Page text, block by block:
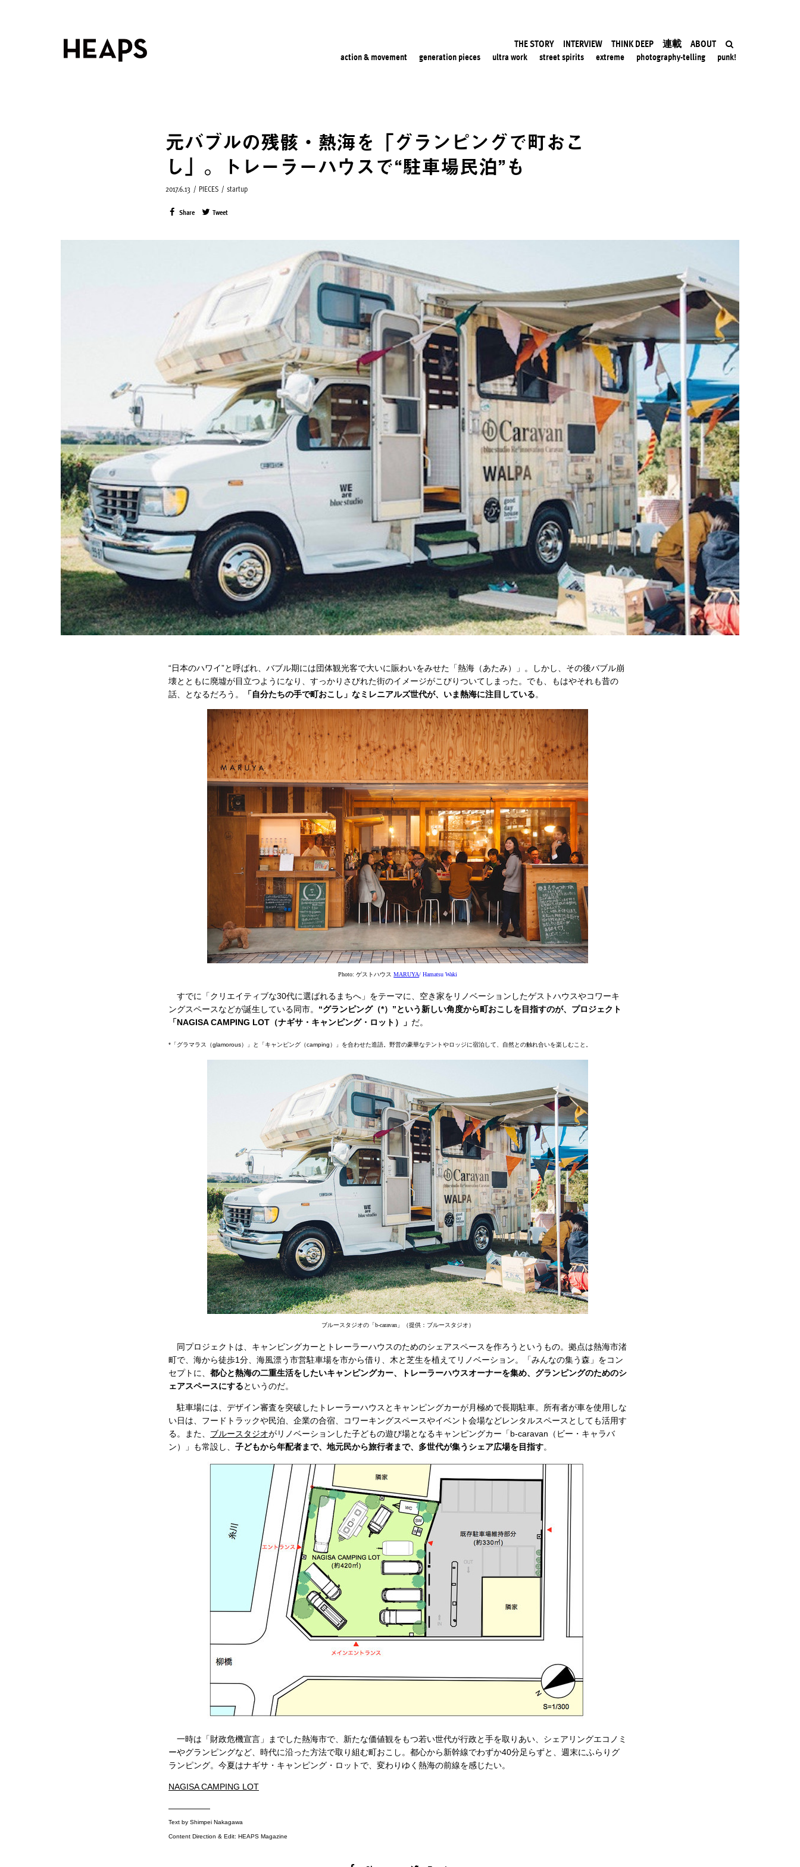
THE STORY INTERVIEW THINK DEEP 連載 ABOUT
action & movement generation pieces ultra work street spirits extreme photography-telling punk!
元バブルの残骸・熱海を「グランピングで町おこ
し」。トレーラーハウスで“駐車場民泊”も
2017.6.13 / PIECES / startup
Share Tweet
“日本のハワイ”と呼ばれ、バブル期には団体観光客で大いに賑わいをみせた「熱海（あたみ）」。しかし、その後バブル崩
壊とともに廃墟が目立つようになり、すっかりさびれた街のイメージがこびりついてしまった。でも、もはやそれも昔の
話、となるだろう。
「自分たちの手で町おこし」なミレニアルズ世代が、いま熱海に注目している。
Photo: ゲストハウスMARUYA/ Hamatsu Waki
すでに「クリエイティブな30代に選ばれるまちへ」をテーマに、空き家をリノベーションしたゲストハウスやコワーキ
ングスペースなどが誕生している同市。 “グランピング（*）”という新しい角度から町おこしを目指すのが、プロジェクト
「NAGISA CAMPING LOT（ナギサ・キャンピング・ロット）」 だ。
*「グラマラス（glamorous）」と「キャンピング（camping）」を合わせた造語。野営の豪華なテントやロッジに宿泊して、自然との触れ合いを楽しむこと。
ブルースタジオの「b-caravan」（提供：ブルースタジオ）
同プロジェクトは、キャンピングカーとトレーラーハウスのためのシェアスペースを作ろうというもの。拠点は熱海市渚
町で、海から徒歩1分、海風漂う市営駐車場を市から借り、木と芝生を植えてリノベーション。「みんなの集う森」をコン
セプトに、 都心と熱海の二重生活をしたいキャンピングカー、トレーラーハウスオーナーを集め、グランピングのためのシ
ェアスペースにするというのだ。
駐車場には、デザイン審査を突破したトレーラーハウスとキャンピングカーが月極めで長期駐車。所有者が車を使用しな
い日は、フードトラックや民泊、企業の合宿、コワーキングスペースやイベント会場などレンタルスペースとしても活用す
る。また、 ブルースタジオがリノベーションした子どもの遊び場となるキャンピングカー「b-caravan（ビー・キャラバ
ン）」も常設し、 子どもから年配者まで、地元民から旅行者まで、多世代が集うシェア広場を目指す。
一時は「財政危機宣言」までした熱海市で、新たな価値観をもつ若い世代が行政と手を取りあい、シェアリングエコノミ
ーやグランピングなど、時代に沿った方法で取り組む町おこし。都心から新幹線でわずか40分足らずと、週末にふらりグ
ランピング。今夏はナギサ・キャンピング・ロットで、変わりゆく熱海の前線を感じたい。
NAGISA CAMPING LOT
—————
Text by Shimpei Nakagawa
Content Direction & Edit: HEAPS Magazine